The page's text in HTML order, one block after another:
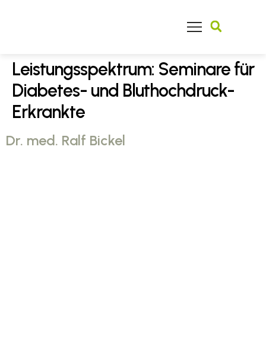
Leistungsspektrum: Seminare für
Diabetes- und Bluthochdruck-
Erkrankte
Dr. med. Ralf Bickel